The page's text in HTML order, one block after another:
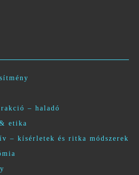
– haladó
etika
– kísérletek és ritka módszerek